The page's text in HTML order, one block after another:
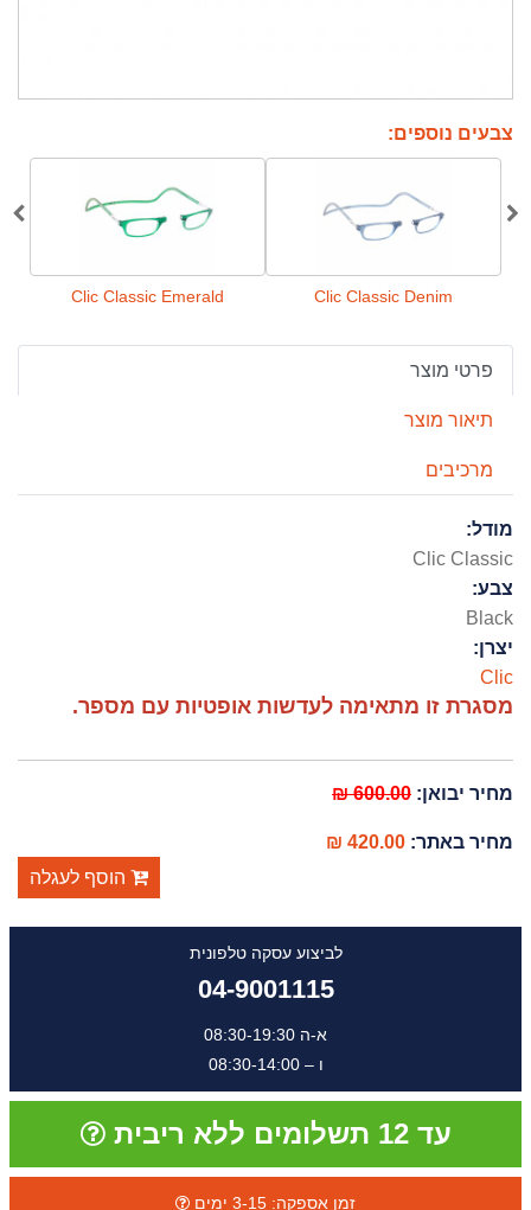
צבעים נוספים:
Clic Classic Denim
Clic Classic Emerald
פרטי מוצר
תיאור מוצר
מרכיבים
מודל:
Clic Classic
צבע:
Black
יצרן:
Clic
מסגרת זו מתאימה לעדשות אופטיות עם מספר.
מחיר יבואן:600.00 ₪
מחיר באתר:420.00 ₪
הוסף לעגלה
לביצוע עסקה טלפונית
04-9001115
א-ה 08:30-19:30
ו – 08:30-14:00
עד 12 תשלומים ללא ריבית
זמן אספקה: 3-15 ימים